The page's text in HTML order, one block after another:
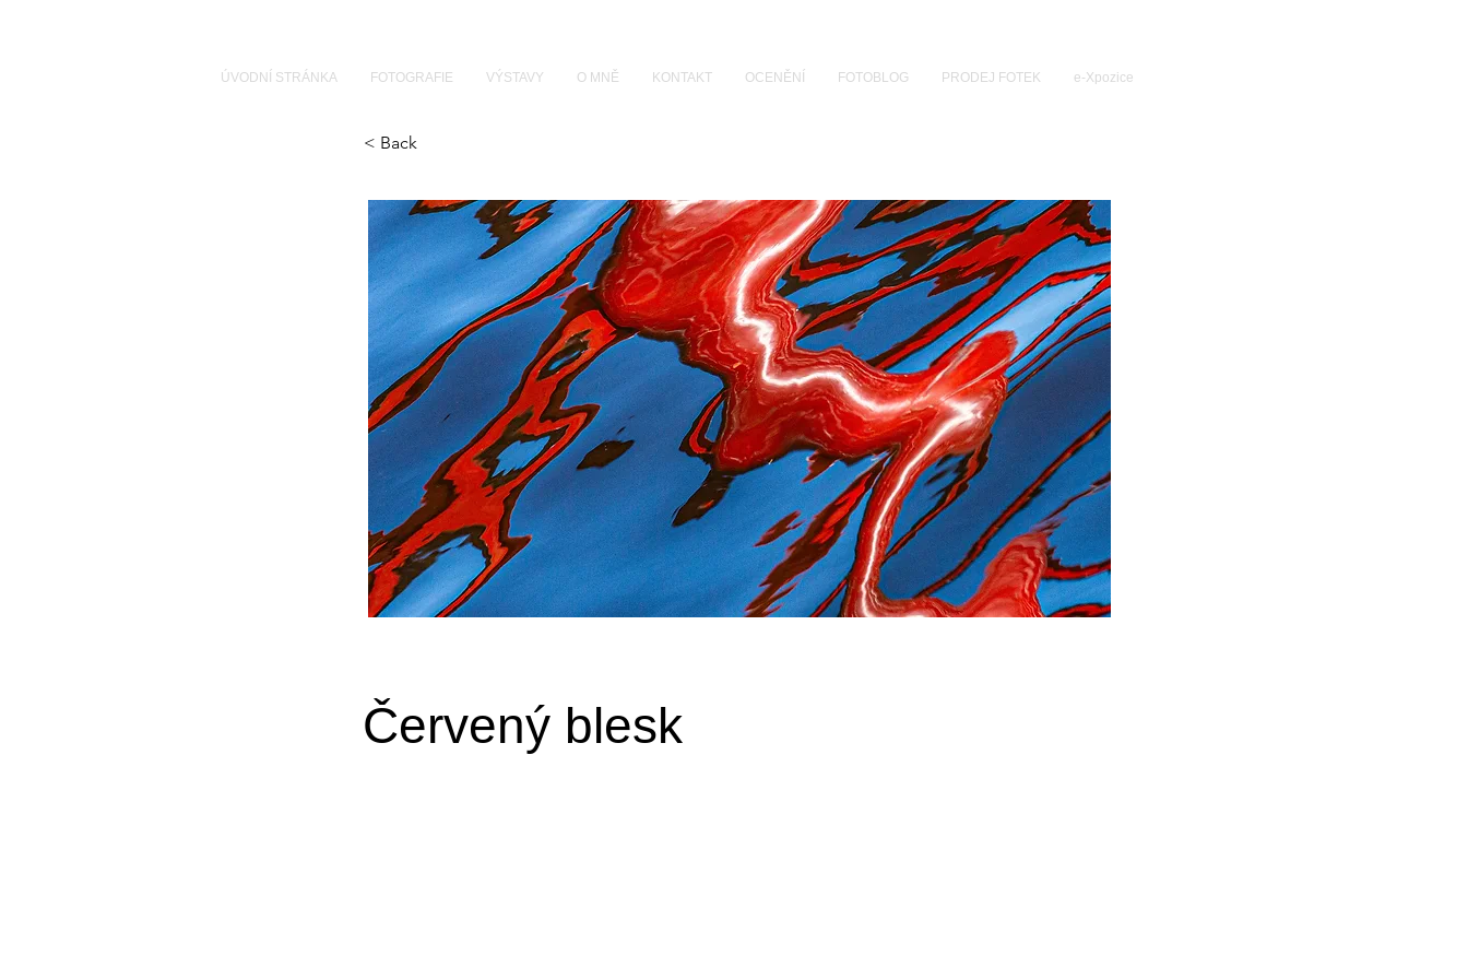
ÚVODNÍ STRÁNKA FOTOGRAFIE VÝSTAVY O MNĚ KONTAKT OCENĚNÍ FOTOBLOG PRODEJ FOTEK e-Xpozice
< Back
Červený blesk